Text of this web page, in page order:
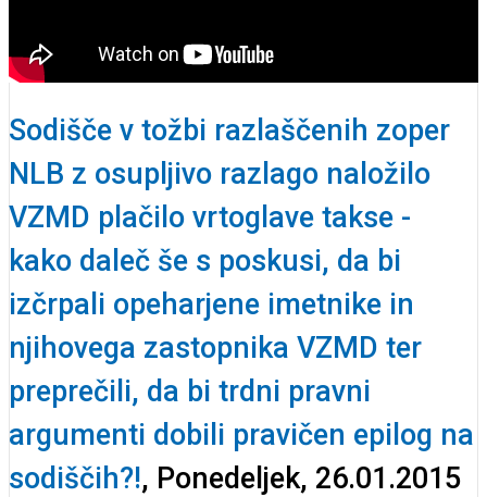
Sodišče v tožbi razlaščenih zoper
NLB z osupljivo razlago naložilo
VZMD plačilo vrtoglave takse -
kako daleč še s poskusi, da bi
izčrpali opeharjene imetnike in
njihovega zastopnika VZMD ter
preprečili, da bi trdni pravni
argumenti dobili pravičen epilog na
sodiščih?!, Ponedeljek, 26.01.2015